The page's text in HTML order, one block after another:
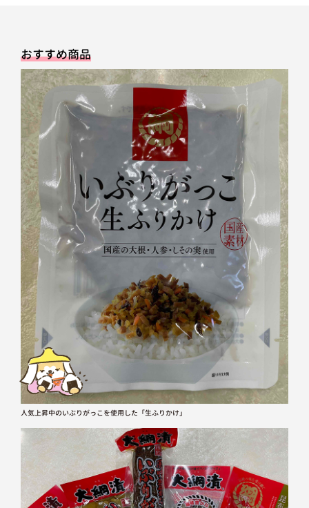
おすすめ商品
人気上昇中のいぶりがっこを使用した「生ふりかけ」